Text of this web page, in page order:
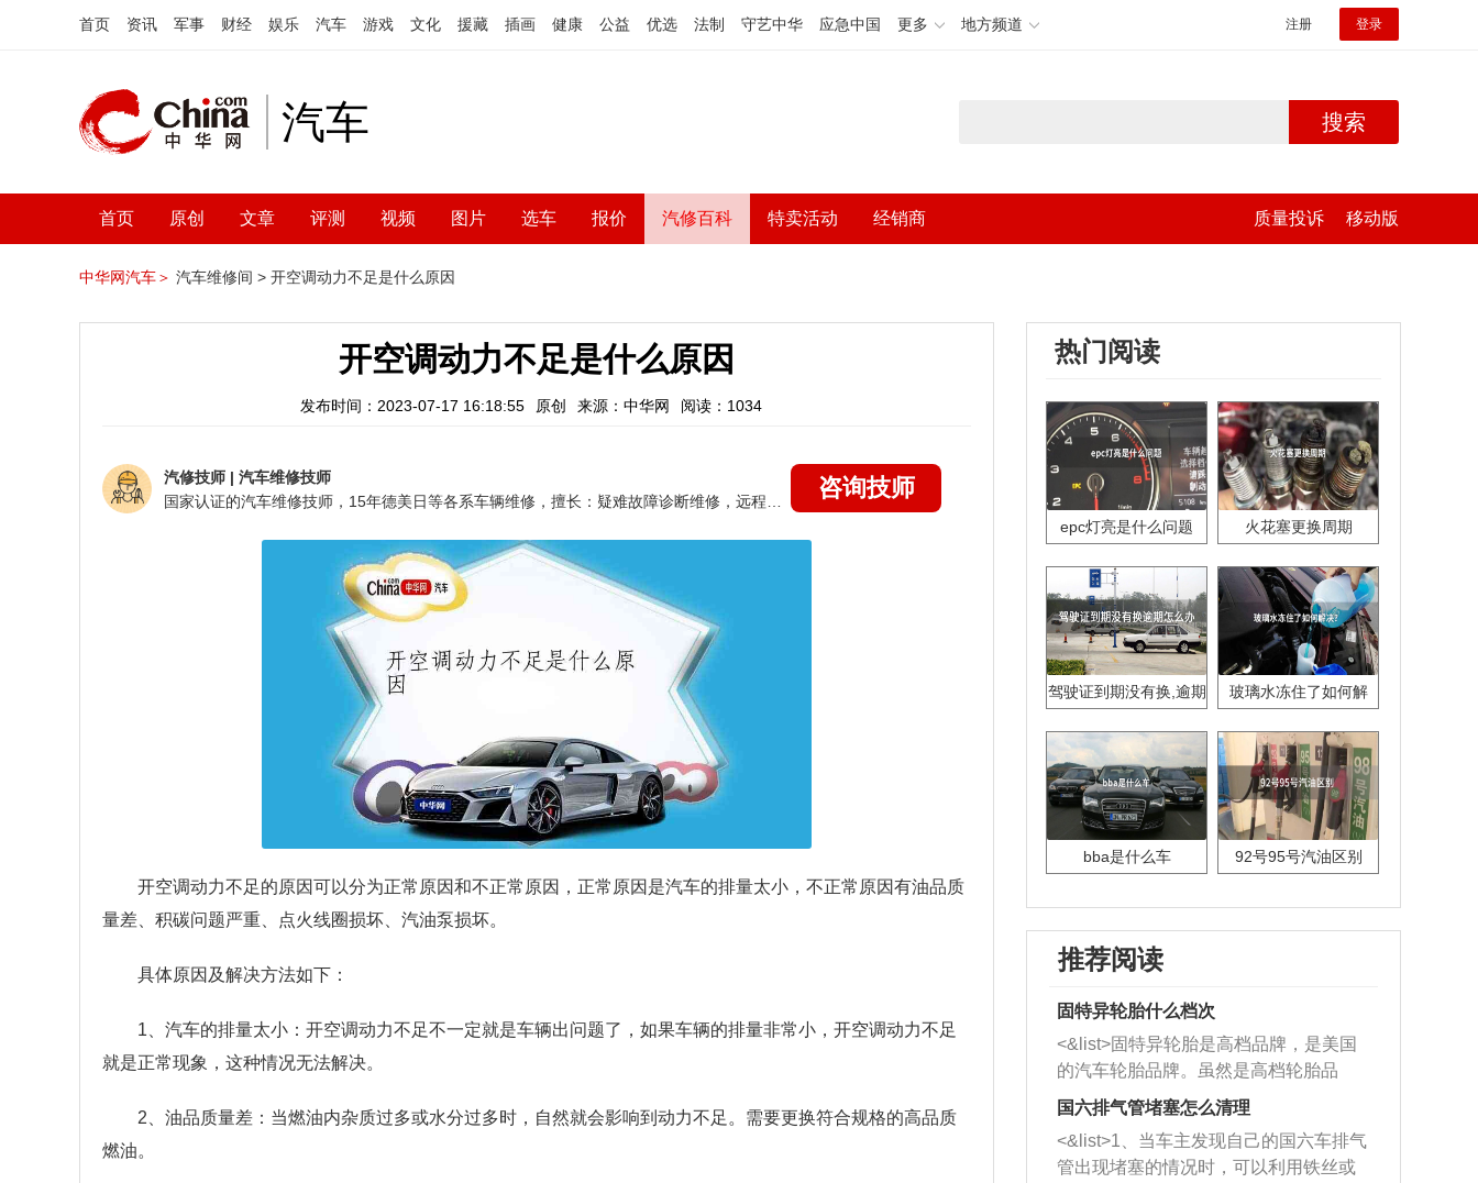
首页 资讯 军事 财经 娱乐 汽车 游戏 文化 援藏 插画 健康 公益 优选 法制 守艺中华 应急中国 更多 地方频道 注册 登录
汽车 搜索
首页 原创 文章 评测 视频 图片 选车 报价 汽修百科 特卖活动 经销商 质量投诉 移动版
中华网汽车＞ 汽车维修间 > 开空调动力不足是什么原因
开空调动力不足是什么原因
发布时间：2023-07-17 16:18:55 原创 来源：中华网 阅读：1034
汽修技师 | 汽车维修技师
咨询技师
开空调动力不足的原因可以分为正常原因和不正常原因，正常原因是汽车的排量太小，不正常原因有油品质
量差、积碳问题严重、点火线圈损坏、汽油泵损坏。
具体原因及解决方法如下：
1、汽车的排量太小：开空调动力不足不一定就是车辆出问题了，如果车辆的排量非常小，开空调动力不足
就是正常现象，这种情况无法解决。
2、油品质量差：当燃油内杂质过多或水分过多时，自然就会影响到动力不足。需要更换符合规格的高品质
燃油。
热门阅读
epc灯亮是什么问题 火花塞更换周期
驾驶证到期没有换,逾期
玻璃水冻住了如何解
bba是什么车 92号95号汽油区别
推荐阅读
固特异轮胎什么档次
<&list>固特异轮胎是高档品牌，是美国
的汽车轮胎品牌。虽然是高档轮胎品
牌，但是中高低端的轮胎都有生产，这
也是为了更好的开拓市场。
国六排气管堵塞怎么清理
<&list>1、当车主发现自己的国六车排气
管出现堵塞的情况时，可以利用铁丝或